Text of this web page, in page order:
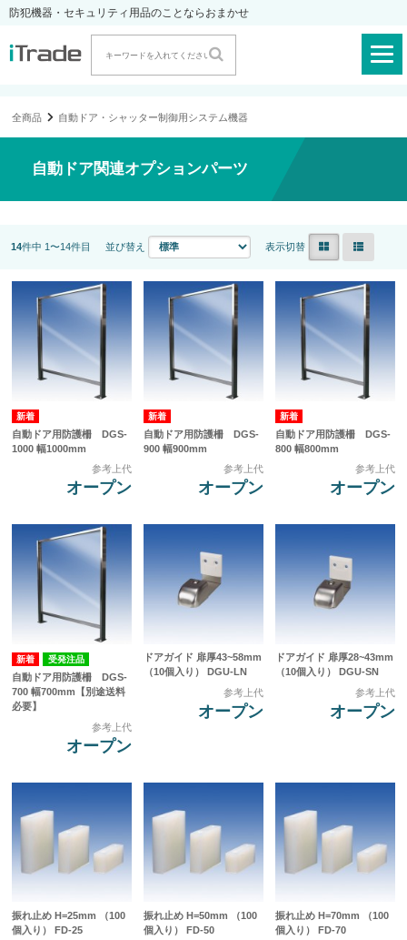
防犯機器・セキュリティ用品のことならおまかせ
全商品 自動ドア・シャッター制御用システム機器
自動ドア関連オプションパーツ
14件中 1〜14件目 並び替え 表示切替
自動ドア用防護柵 DGS-
1000 幅1000mm
参考上代
オープン
自動ドア用防護柵 DGS-
900 幅900mm
参考上代
オープン
自動ドア用防護柵 DGS-
800 幅800mm
参考上代
オープン
受発注品
自動ドア用防護柵 DGS-
700 幅700mm【別途送料
必要】
参考上代
オープン
ドアガイド 扉厚43~58mm
（10個入り） DGU-LN
参考上代
オープン
ドアガイド 扉厚28~43mm
（10個入り） DGU-SN
参考上代
オープン
振れ止め H=25mm （100
個入り） FD-25
振れ止め H=50mm （100
個入り） FD-50
振れ止め H=70mm （100
個入り） FD-70